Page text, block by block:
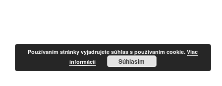
Používaním stránky vyjadrujete súhlas s používaním cookie.Viac
informácií
Súhlasím